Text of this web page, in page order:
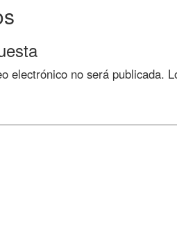
electrónico no será publicada.